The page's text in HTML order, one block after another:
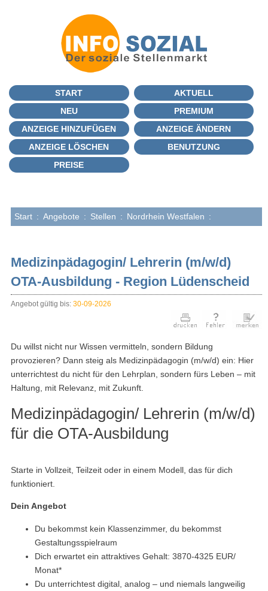
START
AKTUELL
NEU
PREMIUM
ANZEIGE HINZUFÜGEN
ANZEIGE ÄNDERN
ANZEIGE LÖSCHEN
BENUTZUNG
PREISE
Start : Angebote : Stellen : Nordrhein Westfalen :
Medizinpädagogin/ Lehrerin (m/w/d)
OTA-Ausbildung - Region Lüdenscheid
Angebot gültig bis: 30-09-2026
Du willst nicht nur Wissen vermitteln, sondern Bildung
provozieren? Dann steig als Medizinpädagogin (m/w/d) ein: Hier
unterrichtest du nicht für den Lehrplan, sondern fürs Leben – mit
Haltung, mit Relevanz, mit Zukunft.
Medizinpädagogin/ Lehrerin (m/w/d)
für die OTA-Ausbildung
Starte in Vollzeit, Teilzeit oder in einem Modell, das für dich
funktioniert.
Dein Angebot
Du bekommst kein Klassenzimmer, du bekommst
Gestaltungsspielraum
Dich erwartet ein attraktives Gehalt: 3870-4325 EUR/
Monat*
Du unterrichtest digital, analog – und niemals langweilig